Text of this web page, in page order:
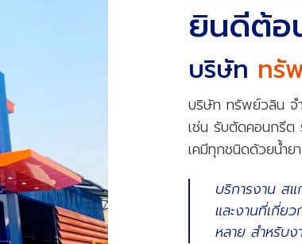
ยินดีต้อ
บริษัท ทรั
บริษัท ทรัพย์วลิน จ
เช่น รับตัดคอนกรี
เคมีทุกชนิดด้วยน้ำ
บริการงาน ส
และงานที่เกี่ย
หลาย สำหรับ